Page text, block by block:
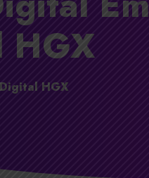
HGX
HGX